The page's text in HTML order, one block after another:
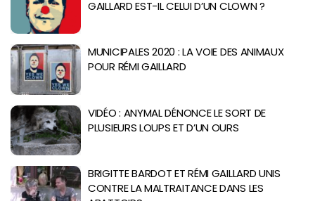
GAILLARD EST-IL CELUI D’UN CLOWN ?
MUNICIPALES 2020 : LA VOIE DES ANIMAUX
POUR RÉMI GAILLARD
VIDÉO : ANYMAL DÉNONCE LE SORT DE
PLUSIEURS LOUPS ET D’UN OURS
BRIGITTE BARDOT ET RÉMI GAILLARD UNIS
CONTRE LA MALTRAITANCE DANS LES